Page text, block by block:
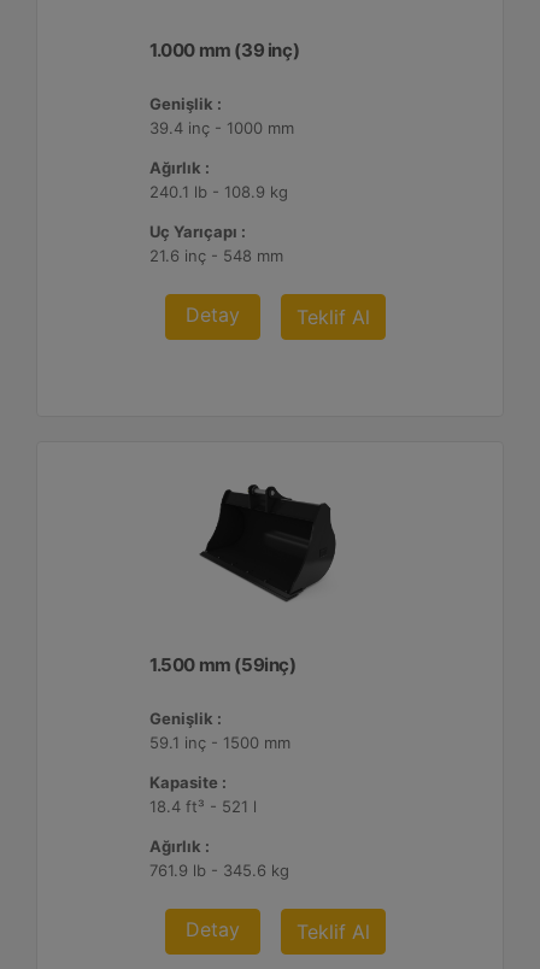
1.000 mm (39 inç)
Genişlik :
39.4 inç - 1000 mm
Ağırlık :
240.1 lb - 108.9 kg
Uç Yarıçapı :
21.6 inç - 548 mm
Detay Teklif Al
1.500 mm (59inç)
Genişlik :
59.1 inç - 1500 mm
Kapasite :
18.4 ft³ - 521 l
Ağırlık :
761.9 lb - 345.6 kg
Detay Teklif Al